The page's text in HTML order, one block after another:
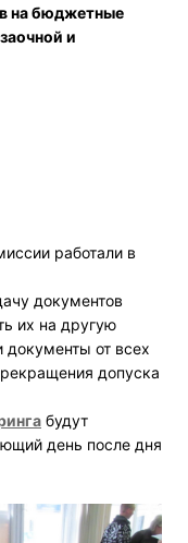
на бюджетные
и
работали в
документов
их на другую
документы от всех
допуска
будут
день после дня